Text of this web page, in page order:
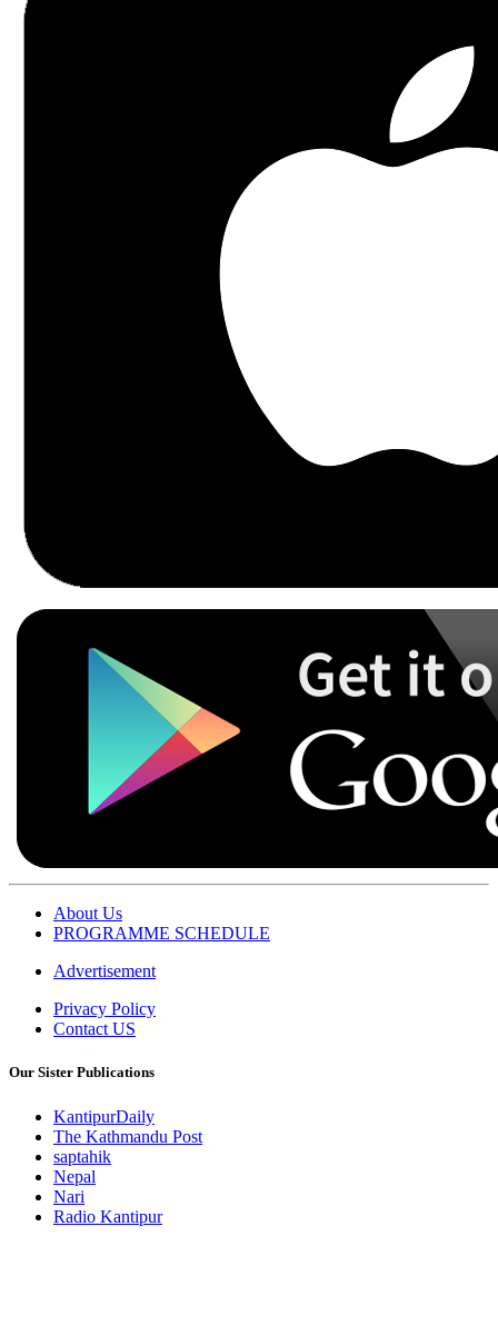
About Us
PROGRAMME SCHEDULE
Advertisement
Privacy Policy
Contact US
Our Sister Publications
KantipurDaily
The Kathmandu Post
saptahik
Nepal
Nari
Radio Kantipur